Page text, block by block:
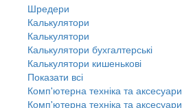
Шредери
Калькулятори
Калькулятори
Калькулятори бухгалтерські
Калькулятори кишенькові
Показати всі
Комп'ютерна техніка та аксесуари
Комп'ютерна техніка та аксесуари